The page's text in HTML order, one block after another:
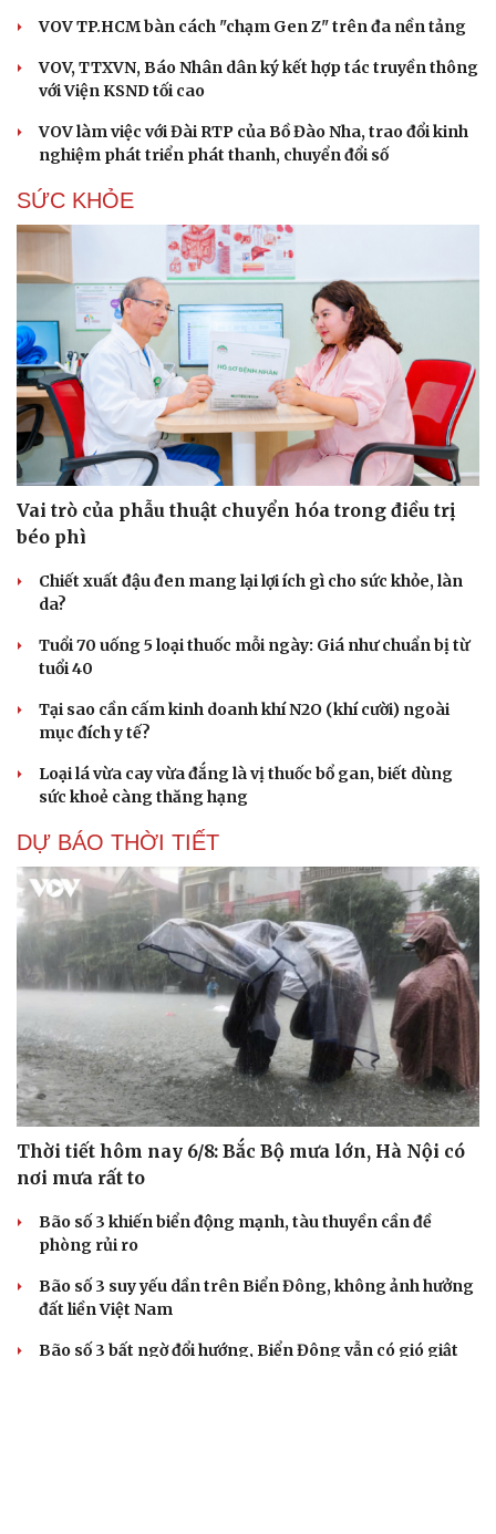
VOV TP.HCM bàn cách "chạm Gen Z" trên đa nền tảng
VOV, TTXVN, Báo Nhân dân ký kết hợp tác truyền thông
với Viện KSND tối cao
VOV làm việc với Đài RTP của Bồ Đào Nha, trao đổi kinh
nghiệm phát triển phát thanh, chuyển đổi số
SỨC KHỎE
Vai trò của phẫu thuật chuyển hóa trong điều trị
béo phì
Chiết xuất đậu đen mang lại lợi ích gì cho sức khỏe, làn
da?
Tuổi 70 uống 5 loại thuốc mỗi ngày: Giá như chuẩn bị từ
tuổi 40
Tại sao cần cấm kinh doanh khí N2O (khí cười) ngoài
mục đích y tế?
Loại lá vừa cay vừa đắng là vị thuốc bổ gan, biết dùng
sức khoẻ càng thăng hạng
DỰ BÁO THỜI TIẾT
Thời tiết hôm nay 6/8: Bắc Bộ mưa lớn, Hà Nội có
nơi mưa rất to
Bão số 3 khiến biển động mạnh, tàu thuyền cần đề
phòng rủi ro
Bão số 3 suy yếu dần trên Biển Đông, không ảnh hưởng
đất liền Việt Nam
Bão số 3 bất ngờ đổi hướng, Biển Đông vẫn có gió giật